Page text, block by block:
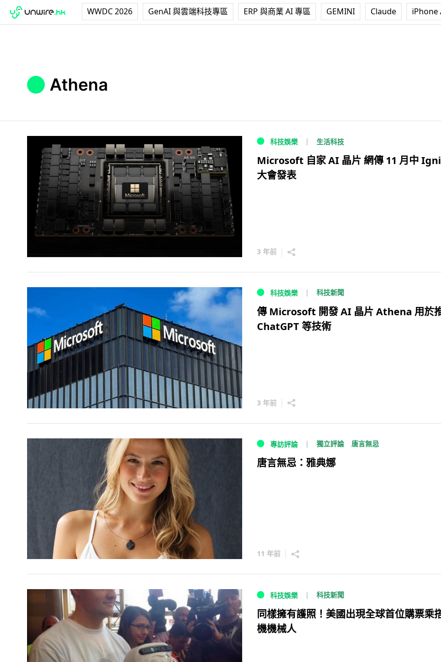
WWDC 2026 GenAI 與雲端科技專區 ERP 與商業 AI 專區 GEMINI Claude iPhone
Athena
科技娛樂 生活科技
Microsoft 自家 AI 晶片 網傳 11 月中
大會發表
3 年前
科技娛樂 科技新聞
傳 Microsoft 開發 AI 晶片 Athena 用於
ChatGPT 等技術
3 年前
專訪評論 獨立評論 唐言無忌
唐言無忌：雅典娜
11 年前
科技娛樂 科技新聞
同樣擁有護照！美國出現全球首位購票乘
機機械人